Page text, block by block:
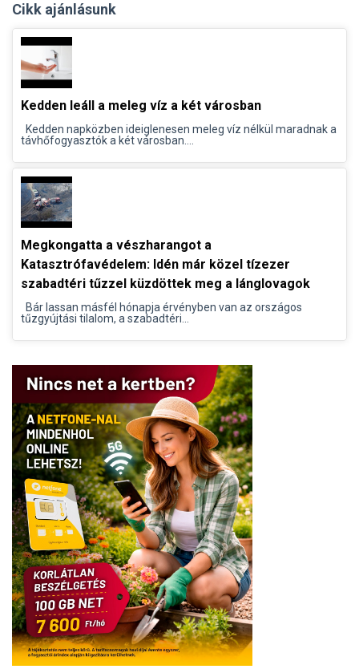
Cikk ajánlásunk
Kedden leáll a meleg víz a két városban
Kedden napközben ideiglenesen meleg víz nélkül maradnak a
távhőfogyasztók a két városban....
Megkongatta a vészharangot a
Katasztrófavédelem: Idén már közel tízezer
szabadtéri tűzzel küzdöttek meg a lánglovagok
Bár lassan másfél hónapja érvényben van az országos
tűzgyújtási tilalom, a szabadtéri...